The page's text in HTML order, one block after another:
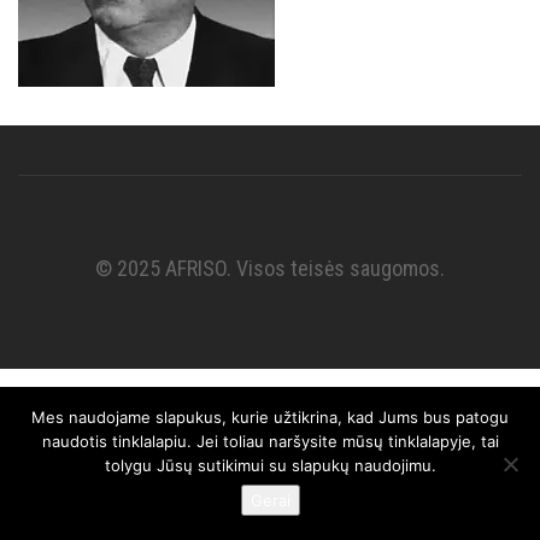
© 2025 AFRISO. Visos teisės saugomos.
Mes naudojame slapukus, kurie užtikrina, kad Jums bus patogu
naudotis tinklalapiu. Jei toliau naršysite mūsų tinklalapyje, tai
tolygu Jūsų sutikimui su slapukų naudojimu.